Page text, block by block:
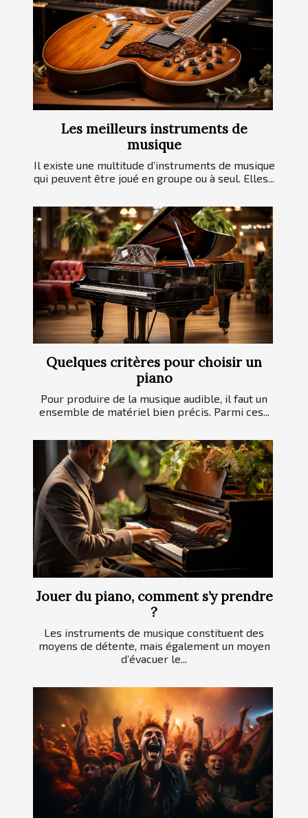
Les meilleurs instruments de
musique
Il existe une multitude d’instruments de musique
qui peuvent être joué en groupe ou à seul. Elles...
Quelques critères pour choisir un
piano
Pour produire de la musique audible, il faut un
ensemble de matériel bien précis. Parmi ces...
Jouer du piano, comment s’y prendre
?
Les instruments de musique constituent des
moyens de détente, mais également un moyen
d’évacuer le...